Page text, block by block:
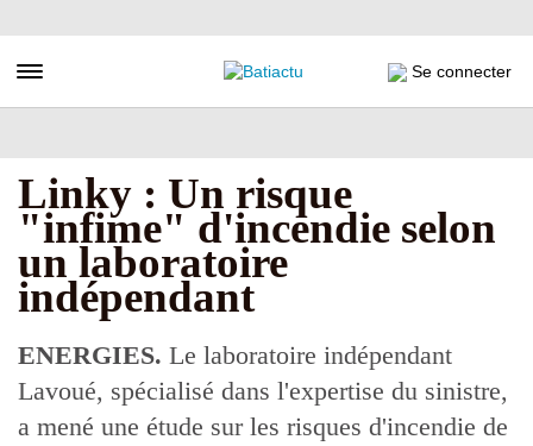
au
principal
Toggle navigation Se connecter
Linky : Un risque
"infime" d'incendie selon
un laboratoire
indépendant
ENERGIES. Le laboratoire indépendant
Lavoué, spécialisé dans l'expertise du sinistre,
a mené une étude sur les risques d'incendie de